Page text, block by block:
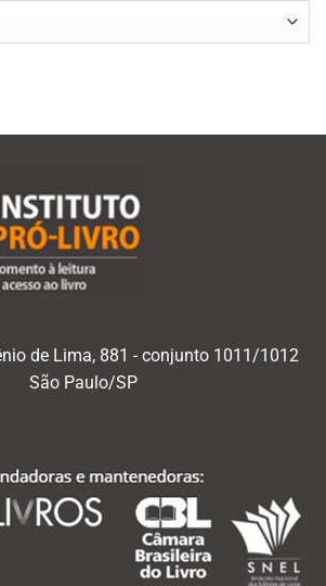
de Lima, 881 - conjunto 1011/1012
São Paulo/SP